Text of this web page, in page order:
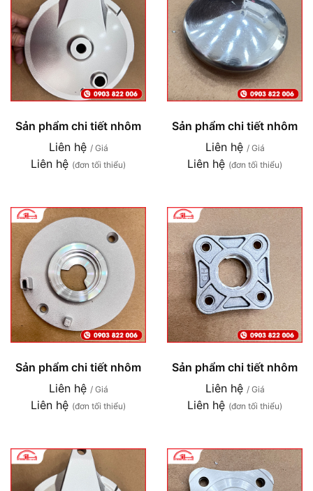
Sản phẩm chi tiết nhôm
Liên hệ / Giá
Liên hệ (đơn tối thiểu)
Sản phẩm chi tiết nhôm
Liên hệ / Giá
Liên hệ (đơn tối thiểu)
Sản phẩm chi tiết nhôm
Liên hệ / Giá
Liên hệ (đơn tối thiểu)
Sản phẩm chi tiết nhôm
Liên hệ / Giá
Liên hệ (đơn tối thiểu)